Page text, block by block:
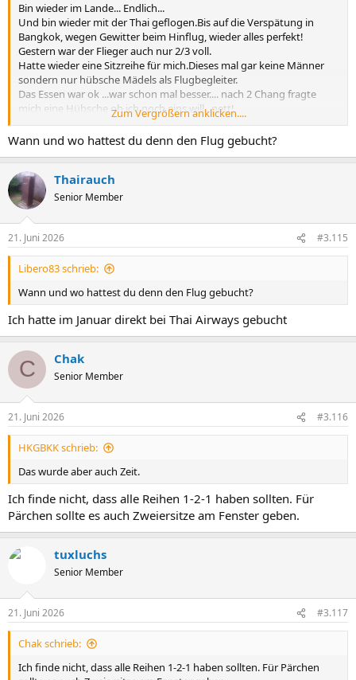
Bin wieder im Lande... Endlich...
Und bin wieder mit der Thai geflogen.Bis auf die Verspätung in
Bangkok, wegen Gewitter beim Hinflug, wieder alles perfekt!
Gestern war der Flieger auch nur 2/3 voll.
Hatte wieder eine Sitzreihe für mich.Dieses mal gar keine Männer
sondern nur hübsche Mädels als Flugbegleiter.
Das Essen war ok ...war schon mal besser.... nach 2 Chang fragte
mich eine Hübsche ob ich noch eins will...nett!
Die Abfertigung in BKK war mit Gepäck holen in 45 min.eredigt.
Die Tickets waren mit 848 € pP billiger als in den vergangenen
aus.
VG Thairauch
Zum Vergrößern anklicken....
Wann und wo hattest du denn den Flug gebucht?
Thairauch
Senior Member
21. Juni 2026 #3.115
Libero83 schrieb:
Wann und wo hattest du denn den Flug gebucht?
Ich hatte im Januar direkt bei Thai Airways gebucht
C Chak
Senior Member
21. Juni 2026 #3.116
HKGBKK schrieb:
Das wurde aber auch Zeit.
Ich finde nicht, dass alle Reihen 1-2-1 haben sollten. Für
Pärchen sollte es auch Zweiersitze am Fenster geben.
tuxluchs
Senior Member
21. Juni 2026 #3.117
Chak schrieb:
Ich finde nicht, dass alle Reihen 1-2-1 haben sollten. Für Pärchen